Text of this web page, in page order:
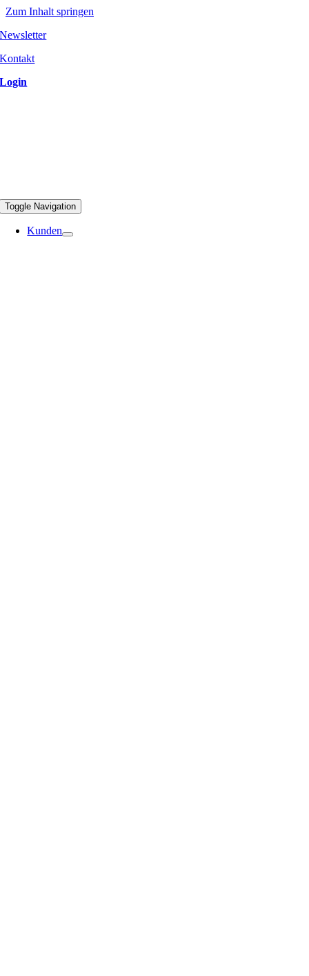
Zum Inhalt springen
Newsletter
Kontakt
Login
Toggle Navigation
Kunden